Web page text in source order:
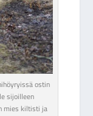
ostin
sijoilleen
mies kiltisti ja